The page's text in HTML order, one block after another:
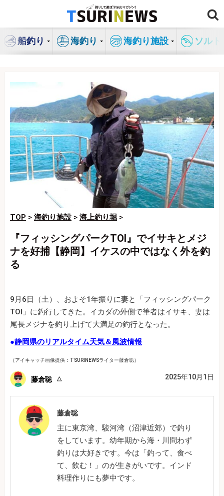
ン
船釣り 海釣り 海釣り施設 ソル
TOP > 海釣り施設 > 海上釣り堀 >
『フィッシングパークTOI』でイサキとメジ
ナを好捕【静岡】イケスの中ではなく外を釣
る
9月6日（土）、およそ1年振りに妻と「フィッシングパーク
TOI」に釣行してきた。イカダの外側で筆者はイサキ、妻は
尾長メジナを釣り上げて大満足の釣行となった。
●静岡県のリアルタイム天気＆風波情報
（アイキャッチ画像提供：TSURINEWSライター藤倉聡）
藤倉聡 2025年10月1日
藤倉聡
主に東京湾、駿河湾（沼津近郊）で釣り
をしています。幼年期から海・川問わず
釣りは大好きです。今は「釣って、食べ
て、飲む！」のが生きがいです。インド
料理作りにも夢中です。